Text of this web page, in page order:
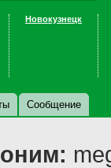
Новокузнецк
Сообщение